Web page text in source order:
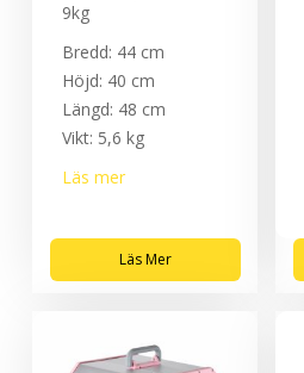
9kg
Bredd: 44 cm
Höjd: 40 cm
Längd: 48 cm
Vikt: 5,6 kg
Läs mer
Läs Mer